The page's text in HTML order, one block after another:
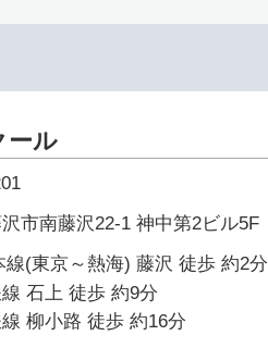
ール
市南藤沢22-1 神中第2ビル5F
線(東京～熱海) 藤沢 徒歩 約2分
石上 徒歩 約9分
柳小路 徒歩 約16分